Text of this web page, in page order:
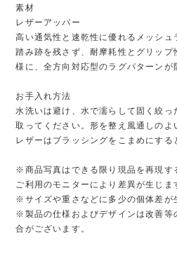
素材
レザーアッパー
高い通気性と速乾性に優れるメッシュ
踏み跡を残さず、耐摩耗性とグリッ
様に、全方向対応型のラグパターンが
お手入れ方法
水洗いは避け、水で濡らして固く絞っ
取ってください。形を整え風通しのよ
レザーはブラッシングをこまめにする
※商品写真はできる限り現品を再現す
ご利用のモニターにより差異が生じま
※サイズや重さなどに多少の個体差が
※製品の仕様およびデザインは改善等
合がございます。